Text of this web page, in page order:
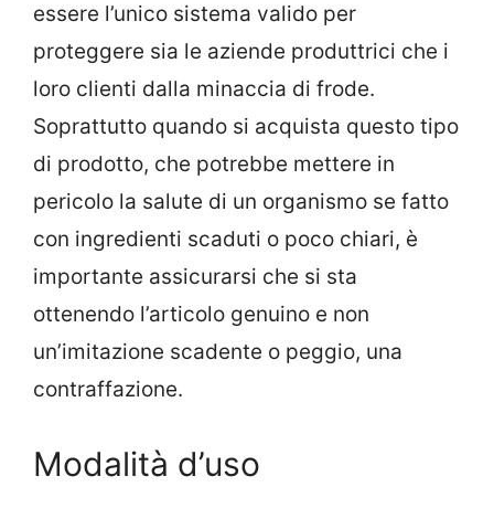
essere l’unico sistema valido per
proteggere sia le aziende produttrici che i
loro clienti dalla minaccia di frode.
Soprattutto quando si acquista questo tipo
di prodotto, che potrebbe mettere in
pericolo la salute di un organismo se fatto
con ingredienti scaduti o poco chiari, è
importante assicurarsi che si sta
ottenendo l’articolo genuino e non
un’imitazione scadente o peggio, una
contraffazione.
Modalità d’uso